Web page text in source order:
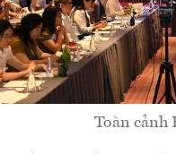
Toàn cảnh